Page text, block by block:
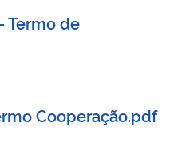
Termo de
Cooperação.pdf